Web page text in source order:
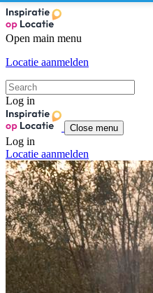
Open main menu
Locatie aanmelden
Log in
Close menu
Log in
Locatie aanmelden